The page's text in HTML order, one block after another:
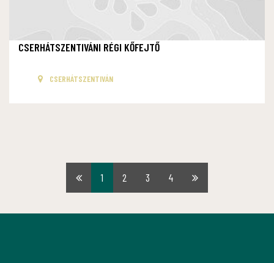
CSERHÁTSZENTIVÁNI RÉGI KŐFEJTŐ
CSERHÁTSZENTIVÁN
Első1 2 3 4
Utolsó